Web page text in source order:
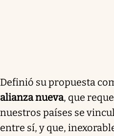
Definió su propuesta
alianza nueva, que
nuestros países se
entre sí, y que,